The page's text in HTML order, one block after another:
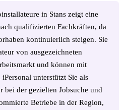
in Stans zeigt eine
qualifizierten Fachkräften, da
kontinuierlich steigen. Sie
von ausgezeichneten
und können mit
unterstützt Sie als
bei der gezielten Jobsuche und
Betriebe in der Region,